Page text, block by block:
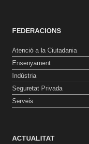
FEDERACIONS
Atenció a la Ciutadania
Ensenyament
Indústria
Seguretat Privada
Serveis
ACTUALITAT